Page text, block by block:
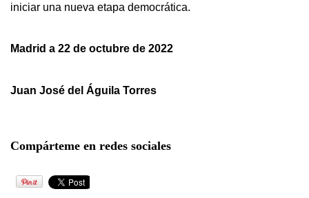
iniciar una nueva etapa democrática.
Madrid a 22 de octubre de 2022
Juan José del Águila Torres
Compárteme en redes sociales